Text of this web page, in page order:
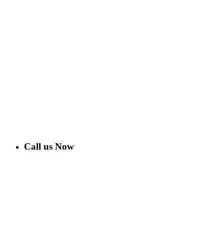
Call us Now